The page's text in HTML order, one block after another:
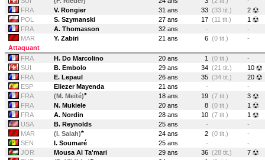
FRA
V. Rongier 31 ans 33 (33 tit.)
2
POL
S. Szymanski 27 ans 17 (11 tit.)
1
FRA
A. Thomasson 32 ans -
-
MAR
Y. Zabiri 21 ans 6 (0 tit.)
-
Attaquant
FRA
H. Do Marcolino 20 ans 1 (0 tit.)
-
SUI
B. Embolo 29 ans 34 (21 tit.)
10
FRA
E. Lepaul 26 ans 35 (34 tit.)
20
ESP
Eliezer Mayenda 21 ans -
-
FRA
(M. Meïté)* 18 ans 19 (7 tit.)
3
FRA
N. Mukiele 20 ans 8 (0 tit.)
1
FRA
A. Nordin 28 ans 10 (7 tit.)
1
USA
B. Reynolds 25 ans -
-
MAR
(I. Salah)* 24 ans 2 (0 tit.)
-
SEN
I. Soumaré 25 ans -
-
JOR
Mousa Al Ta'mari 29 ans 36 (28 tit.)
7